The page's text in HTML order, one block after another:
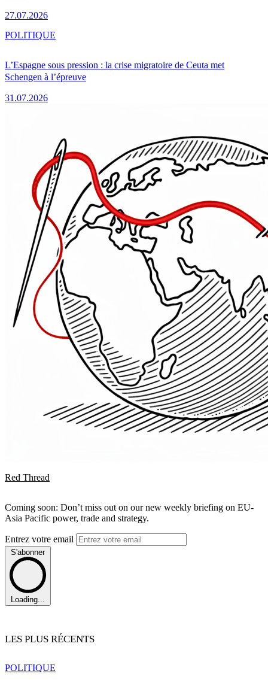
27.07.2026
L’Espagne sous pression : la crise migratoire de Ceuta met
Schengen à l’épreuve
31.07.2026
POLITIQUE
Red Thread
Coming soon: Don’t miss out on our new weekly briefing on EU-
Asia Pacific power, trade and strategy.
Entrez votre email
S'abonner
Loading...
LES PLUS RÉCENTS
POLITIQUE